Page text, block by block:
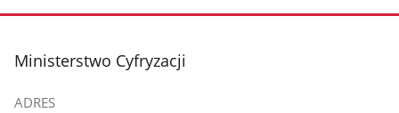
stopka
Ministerstwo Cyfryzacji
ADRES